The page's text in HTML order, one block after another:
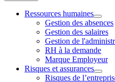
Ressources humaines
Gestion des absences
Gestion des salaires
Gestion de
RH à la demande
Marque Employeur
Risques et assurances
Risques de